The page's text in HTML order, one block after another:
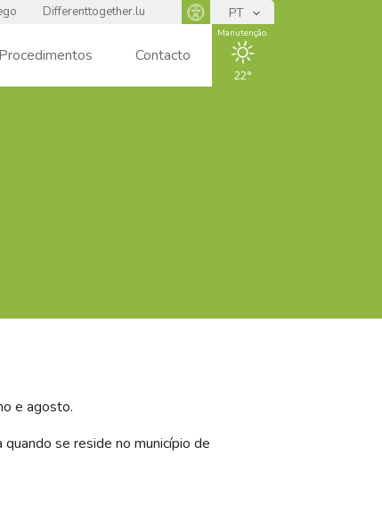
Differenttogether.lu
Panneau d'accessibilité
PT
Procedimentos Contacto
Manutenção.
22
e agosto.
se reside no município de